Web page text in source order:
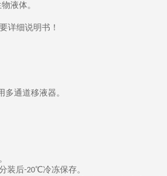
液体。
详细说明书 ！
通道移液器。
装后-20℃冷冻保存。